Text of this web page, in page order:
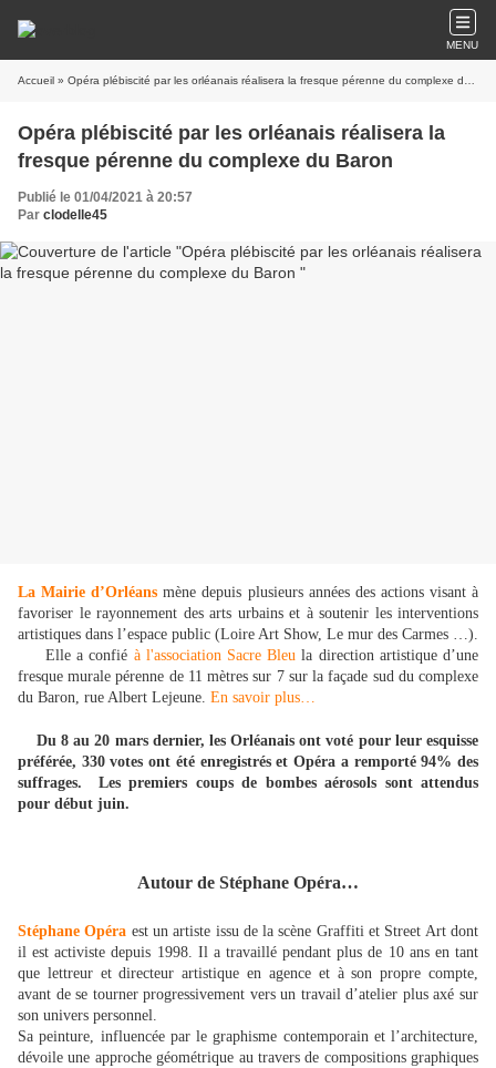
MENU
Accueil » Opéra plébiscité par les orléanais réalisera la fresque pérenne du complexe du Baron
Opéra plébiscité par les orléanais réalisera la
fresque pérenne du complexe du Baron
Publié le 01/04/2021 à 20:57
Par clodelle45
La Mairie d’Orléans mène depuis plusieurs années des actions visant à
favoriser le rayonnement des arts urbains et à soutenir les interventions
artistiques dans l’espace public (Loire Art Show, Le mur des Carmes …).
Elle a confié à l'association Sacre Bleu la direction artistique d’une
fresque murale pérenne de 11 mètres sur 7 sur la façade sud du complexe
du Baron, rue Albert Lejeune. En savoir plus…
Du 8 au 20 mars dernier, les Orléanais ont voté pour leur esquisse
préférée, 330 votes ont été enregistrés et Opéra a remporté 94% des
suffrages. Les premiers coups de bombes aérosols sont attendus
pour début juin.
Autour de Stéphane Opéra…
Stéphane Opéra est un artiste issu de la scène Graffiti et Street Art dont
il est activiste depuis 1998. Il a travaillé pendant plus de 10 ans en tant
que lettreur et directeur artistique en agence et à son propre compte,
avant de se tourner progressivement vers un travail d’atelier plus axé sur
son univers personnel.
Sa peinture, influencée par le graphisme contemporain et l’architecture,
dévoile une approche géométrique au travers de compositions graphiques